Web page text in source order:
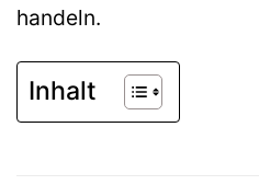
handeln.
Inhalt